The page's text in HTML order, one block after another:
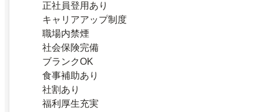
正社員登用あり
キャリアアップ制度
職場内禁煙
社会保険完備
ブランクOK
食事補助あり
社割あり
福利厚生充実